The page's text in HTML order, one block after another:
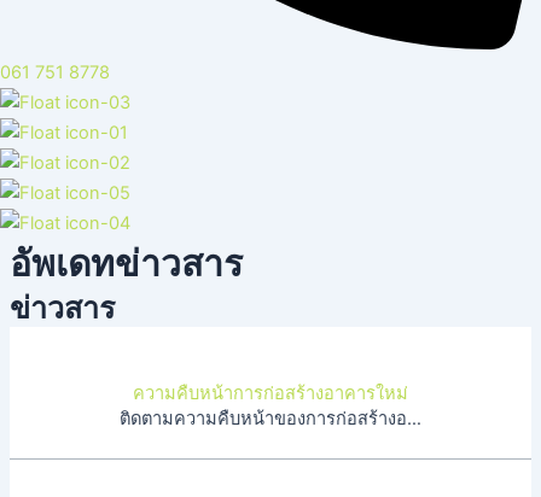
061 751 8778
อัพเดทข่าวสาร
ข่าวสาร
ความคืบหน้าการก่อสร้างอาคารใหม่
ติดตามความคืบหน้าของการก่อสร้างอาคารใหม่ได้ทุกเดือน งาน […]